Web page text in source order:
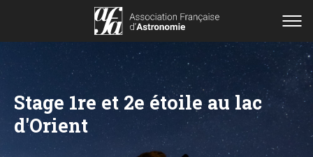
Stage 1re et 2e étoile au lac
d'Orient